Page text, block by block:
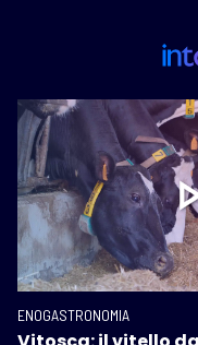
ENOGASTRONOMIA